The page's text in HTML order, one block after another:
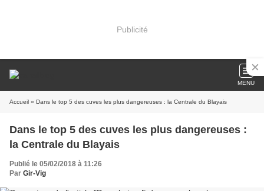
Publicité
MENU
Accueil » Dans le top 5 des cuves les plus dangereuses : la Centrale du Blayais
Dans le top 5 des cuves les plus dangereuses :
la Centrale du Blayais
Publié le 05/02/2018 à 11:26
Par Gir-Vig